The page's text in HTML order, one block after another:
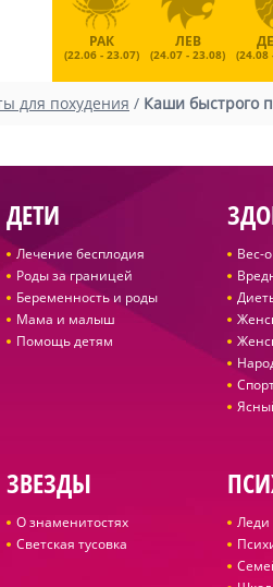
РАК
(22.06 - 23.07)
ЛЕВ
(24.07 - 23.08) (24.08
для похудения / Каши быстрого
ДЕТИ
Лечение бесплодия
Роды за границей
Беременность и роды
Мама и малыш
Помощь детям
Вес-
ЗВЕЗДЫ
О знаменитостях
Светская тусовка
Леди